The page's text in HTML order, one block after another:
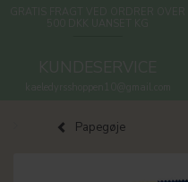
Papegøje